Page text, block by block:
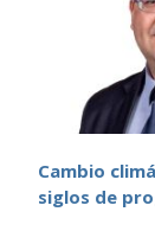
Cambio
siglos de